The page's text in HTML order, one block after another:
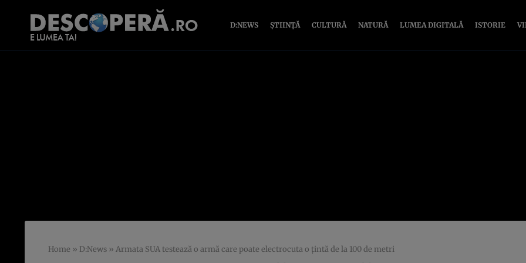
D:NEWS ȘTIINȚĂ CULTURĂ NATURĂ LUMEA DIGITALĂ ISTORIE
Home » D:News » Armata SUA testează o armă care poate electrocuta o țintă de la 100 de metri